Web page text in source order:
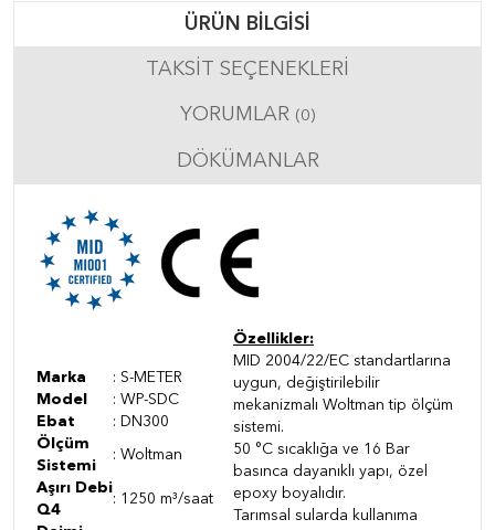
ÜRÜN BILGISI
TAKSIT SEÇENEKLERI
YORUMLAR (0)
DÖKÜMANLAR
Marka
: S-METER
Model
: WP-SDC
Ebat
: DN300
Ölçüm
Sistemi
: Woltman
Aşırı Debi
Q4
: 1250 m³/saat
Özellikler:
MID 2004/22/EC standartlarına
uygun, değiştirilebilir
mekanizmalı Woltman tip ölçüm
sistemi.
50 °C sıcaklığa ve 16 Bar
basınca dayanıklı yapı, özel
epoxy boyalıdır.
Tarımsal sularda kullanıma